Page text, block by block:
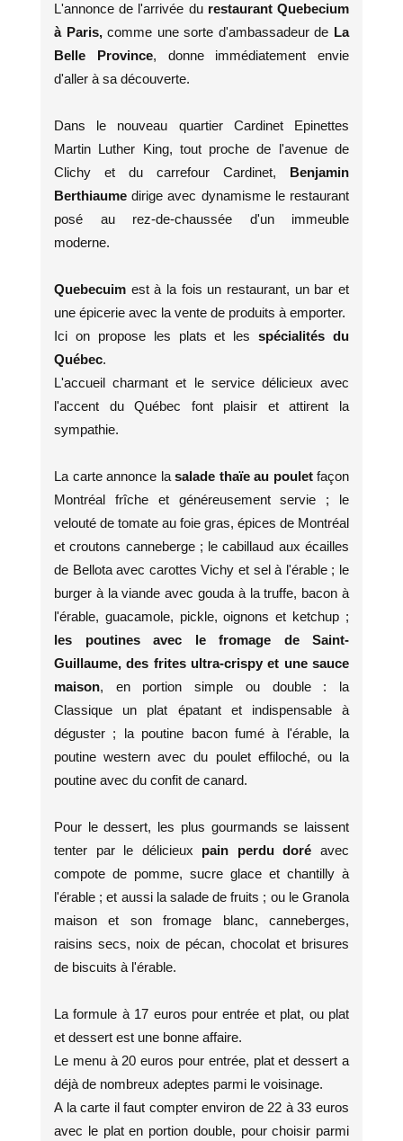
L'annonce de l'arrivée du restaurant Quebecium
à Paris,comme une sorte d'ambassadeur de La
Belle Province, donne immédiatement envie
d'aller à sa découverte.
Dans le nouveau quartier Cardinet Epinettes
Martin Luther King, tout proche de l'avenue de
Clichy et du carrefour Cardinet, Benjamin
Berthiaumedirige avec dynamisme le restaurant
posé au rez-de-chaussée d'un immeuble
moderne.
Quebecuim est à la fois un restaurant, un bar et
une épicerie avec la vente de produits à emporter.
Ici on propose les plats et lesspécialités du
Québec.
L'accueil charmant et le service délicieux avec
l'accent du Québec font plaisir et attirent la
sympathie.
La carte annonce la salade thaïe au pouletfaçon
Montréal frîche et généreusement servie ; le
velouté de tomate au foie gras, épices de Montréal
et croutons canneberge ; le cabillaud aux écailles
de Bellota avec carottes Vichy et sel à l'érable ; le
burger à la viande avec gouda à la truffe, bacon à
l'érable, guacamole, pickle, oignons et ketchup ;
les poutines avec le fromage de Saint-
Guillaume, des frites ultra-crispy et une sauce
maison, en portion simple ou double : la
Classique un plat épatant et indispensable à
déguster ; la poutine bacon fumé à l'érable, la
poutine western avec du poulet effiloché, ou la
poutine avec du confit de canard.
Pour le dessert, les plus gourmands se laissent
tenter par le délicieux pain perdu doré avec
compote de pomme, sucre glace et chantilly à
l'érable ; et aussi la salade de fruits ; ou le Granola
maison et son fromage blanc, canneberges,
raisins secs, noix de pécan, chocolat et brisures
de biscuits à l'érable.
La formule à 17 euros pour entrée et plat, ou plat
et dessert est une bonne affaire.
Le menu à 20 euros pour entrée, plat et dessert a
déjà de nombreux adeptes parmi le voisinage.
A la carte il faut compter environ de 22 à 33 euros
avec le plat en portion double, pour choisir parmi